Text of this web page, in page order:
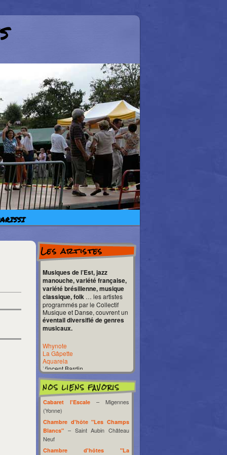
Les artistes
Musiques de l’Est, jazz
manouche, variété française,
variété brésilienne, musique
classique, folk … les artistes
programmés par le Collectif
Musique et Danse, couvrent un
éventail diversifié de genres
musicaux.
Whynote
La Gâpette
Aquarela
Vincent Bardin
Grain de Phonie
La Djipe qui swingue
Alenko
Gervaise
Franck Lunion
Daniela Rada
Manouch’k
Les Chaussettes sauvages
Sylvain Meyniac
Groupe Parissi
Cabaret l'Escale – Migennes
(Yonne)
Chambre d'hôte "Les Champs
Blancs" – Saint Aubin Château
Neuf
Chambre d'hôtes "La